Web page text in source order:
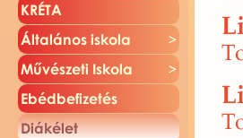
KRÉTA
Ál­ta­lá­nos is­ko­la
Mű­vé­sze­ti Is­ko­la
Ebéd­be­fi­ze­tés
Di­ák­élet